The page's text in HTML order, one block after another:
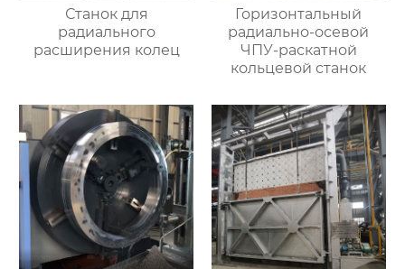
Станок для
радиального
расширения колец
Горизонтальный
радиально-осевой
ЧПУ-раскатной
кольцевой станок